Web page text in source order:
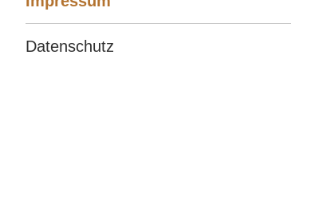
Datenschutz